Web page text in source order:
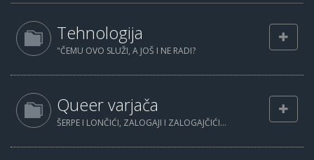
Tehnologija
"ČEMU OVO SLUŽI, A JOŠ I NE RADI?
Queer varjača
ŠERPE I LONČIĆI, ZALOGAJI I ZALOGAJČIĆI...